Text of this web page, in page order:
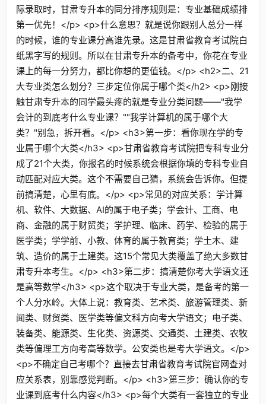
际录取时，甘肃专升本的同分排序规则是：专业基础成绩排
第一优先！</p> <p>什么意思？就是说你跟别人总分一样
的时候，谁的专业课分高谁先录。这是甘肃省教育考试院白
纸黑字写的规则。所以在甘肃专升本的备考中，你花在专业
课上的每一分努力，都比你想的更值钱。</p> <h2>二、21
大专业类怎么划分？三步定位你属于哪个类</h2> <p>刚接
触甘肃专升本的同学最头疼的就是专业分类问题——"我学
会计的到底考什么专业课？""我学计算机的属于哪个大
类？"别急，拆开看。</p> <h3>第一步：看你现在学的专
业属于哪个大类</h3> <p>甘肃省教育考试院把专科专业分
成了21个大类，你报名的时候系统会根据你填的专科专业自
动匹配对应大类。这个不需要自己猜，系统会告诉你。但提
前搞清楚，心里有底。</p> <p>常见的对应关系：学计算
机、软件、大数据、AI的属于电子类；学会计、工商、电
商、金融的属于财贸类；学护理、临床、药学、检验的属于
医学类；学学前、小教、体育的属于教育类；学土木、建
筑、造价的属于土建类。这15个常见大类覆盖了绝大多数甘
肃专升本考生。</p> <h3>第二步：搞清楚你考大学语文还
是高等数学</h3> <p>这个取决于专业大类，是备考的第一
个人分水岭。大体上说：教育类、艺术类、旅游管理类、新
闻类、财贸类、医学类等偏文科方向考大学语文；电子类、
装备类、能源类、生化类、资源类、交通类、土建类、农牧
类等偏理工方向考高等数学。公安类也是考大学语文。</p>
<p>不确定自己考哪个？直接去甘肃省教育考试院官网查对
应关系表，别靠感觉判断。</p> <h3>第三步：确认你的专
业课到底考什么内容</h3> <p>每个大类有一套独立的专业